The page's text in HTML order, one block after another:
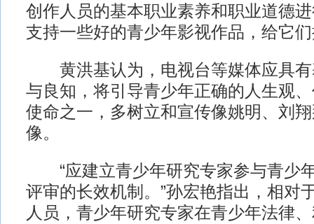
创作人员的基本职业素养和职业道德
支持一些好的青少年影视作品，给它
黄洪基认为，电视台等媒体应具有
与良知，将引导青少年正确的人生观
使命之一，多树立和宣传像姚明、刘
像。
“应建立青少年研究专家参与青少
评审的长效机制。”孙宏艳指出，相对
人员，青少年研究专家在青少年法律